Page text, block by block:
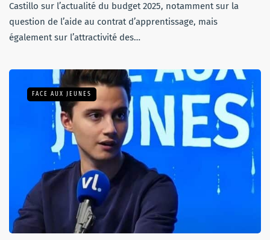
Castillo sur l’actualité du budget 2025, notamment sur la
question de l’aide au contrat d’apprentissage, mais
également sur l’attractivité des…
FACE AUX JEUNES